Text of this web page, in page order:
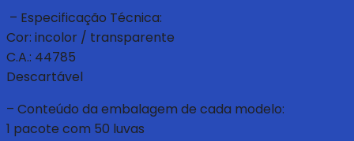
– Especificação Técnica:
Cor: incolor / transparente
C.A.: 44785
Descartável
– Conteúdo da embalagem de cada modelo:
1 pacote com 50 luvas